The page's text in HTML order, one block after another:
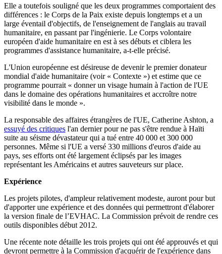
Elle a toutefois souligné que les deux programmes comportaient des
différences : le Corps de la Paix existe depuis longtemps et a un
large éventail d'objectifs, de l'enseignement de l'anglais au travail
humanitaire, en passant par l'ingénierie. Le Corps volontaire
européen d'aide humanitaire en est à ses débuts et ciblera les
programmes d'assistance humanitaire, a-t-elle précisé.
L'Union européenne est désireuse de devenir le premier donateur
mondial d'aide humanitaire (voir « Contexte ») et estime que ce
programme pourrait « donner un visage humain à l'action de l'UE
dans le domaine des opérations humanitaires et accroître notre
visibilité dans le monde ».
La responsable des affaires étrangères de l'UE, Catherine Ashton, a
essuyé des critiques l'an dernier pour ne pas s'être rendue à Haïti
suite au séisme dévastateur qui a tué entre 40 000 et 300 000
personnes. Même si l'UE a versé 330 millions d'euros d'aide au
pays, ses efforts ont été largement éclipsés par les images
représentant les Américains et autres sauveteurs sur place.
Expérience
Les projets pilotes, d'ampleur relativement modeste, auront pour but
d'apporter une expérience et des données qui permettront d'élaborer
la version finale de l’EVHAC. La Commission prévoit de rendre ces
outils disponibles début 2012.
Une récente note détaille les trois projets qui ont été approuvés et qui
devront permettre à la Commission d'acquérir de l'expérience dans